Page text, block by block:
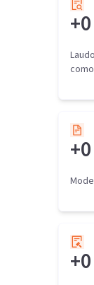
calculada
- A fixação
ser definida
sobre as
- Recurso
+0
+0
+0